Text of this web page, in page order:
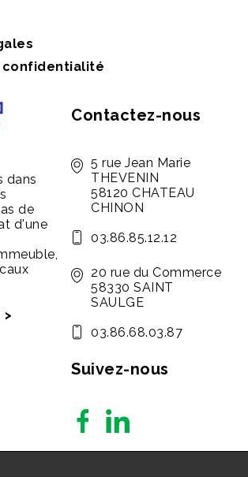
confidentialité
dans
de
d'une
>
Contactez-nous
5 rue Jean Marie
THEVENIN
58120 CHATEAU
CHINON
03.86.85.12.12
20 rue du Commerce
58330 SAINT
SAULGE
03.86.68.03.87
Suivez-nous